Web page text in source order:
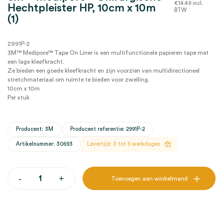
Hechtpleister HP, 10cm x 10m
(1)
€14.49incl.
BTW
2991P-2
3M™ Medipore™ Tape On Liner is een multifunctionele papieren tape met
een lage kleefkracht.
Ze bieden een goede kleefkracht en zijn voorzien van multidirectioneel
stretchmateriaal om ruimte te bieden voor zwelling.
10cm x 10m
Per stuk
Producent: 3M Producent referentie: 2991P-2
Artikelnummer: 30693 Levertijd: 3 tot 5 werkdagen
- + Toevoegen aan winkelmand